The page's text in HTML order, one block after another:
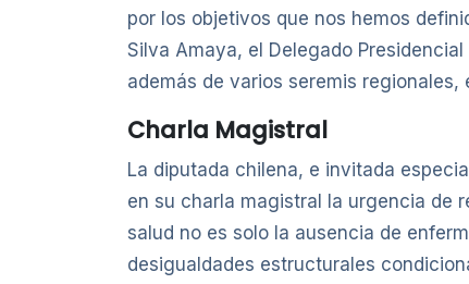
por los objetivos que nos hemos
Silva Amaya, el Delegado
además de varios seremis
Charla Magistral
La diputada chilena, e invitada
en su charla magistral la urgencia de
salud no es solo la ausencia de
desigualdades estructurales